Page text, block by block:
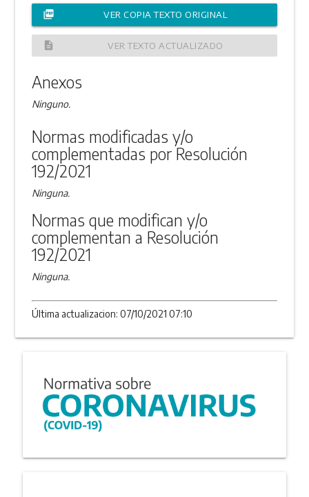
picture_as_pdf VER COPIA TEXTO ORIGINAL
description VER TEXTO ACTUALIZADO
Anexos
Ninguno.
Normas modificadas y/o
complementadas por Resolución
192/2021
Ninguna.
Normas que modifican y/o
complementan a Resolución
192/2021
Ninguna.
Última actualizacion: 07/10/2021 07:10